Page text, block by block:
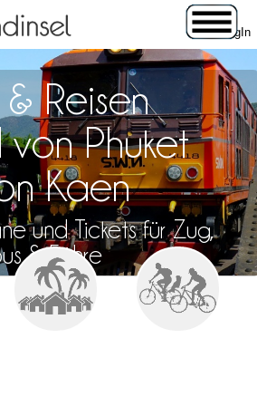
& Reisen
Phuket
Kaen
und Tickets für Zug,
& Fähre